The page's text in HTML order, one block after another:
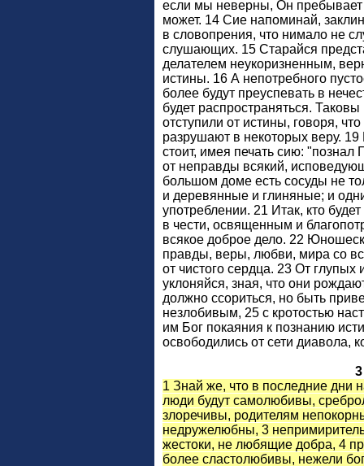
если мы неверны, Он пребывает
может. 14 Сие напоминай,
в словопрения, что нимало не
слушающих. 15 Старайся
делателем неукоризненным,
истины. 16 А непотребного
более будут преуспевать в
будет распространяться.
отступили от истины, говоря,
разрушают в некоторых веру.
стоит, имея печать сию: "познал
от неправды всякий,
большом доме есть сосуды не
и деревянные и глиняные; и
употреблении. 21 Итак, кто
в чести, освященным и
всякое доброе дело. 22
правды, веры, любви, мира со
от чистого сердца. 23 От
уклоняйся, зная, что они
должно ссориться, но быть
незлобивым, 25 с кротостью
им Бог покаяния к познанию
освободились от сети диавола,
3
1 Знай же, что в последние дни
люди будут самолюбивы,
злоречивы, родителям
недружелюбны, 3
жестоки, не любящие добра, 4
более сластолюбивы, нежели